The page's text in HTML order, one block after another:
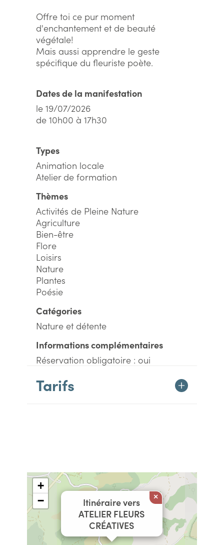
Offre toi ce pur moment
d'enchantement et de beauté
végétale!
Mais aussi apprendre le geste
spécifique du fleuriste poète.
Dates de la manifestation
le 19/07/2026
de 10h00 à 17h30
Types
Animation locale
Atelier de formation
Thèmes
Activités de Pleine Nature
Agriculture
Bien-être
Flore
Loisirs
Nature
Plantes
Poésie
Catégories
Nature et détente
Informations complémentaires
Réservation obligatoire : oui
Tarifs
Itinéraire vers
ATELIER FLEURS
CRÉATIVES
×
+
−